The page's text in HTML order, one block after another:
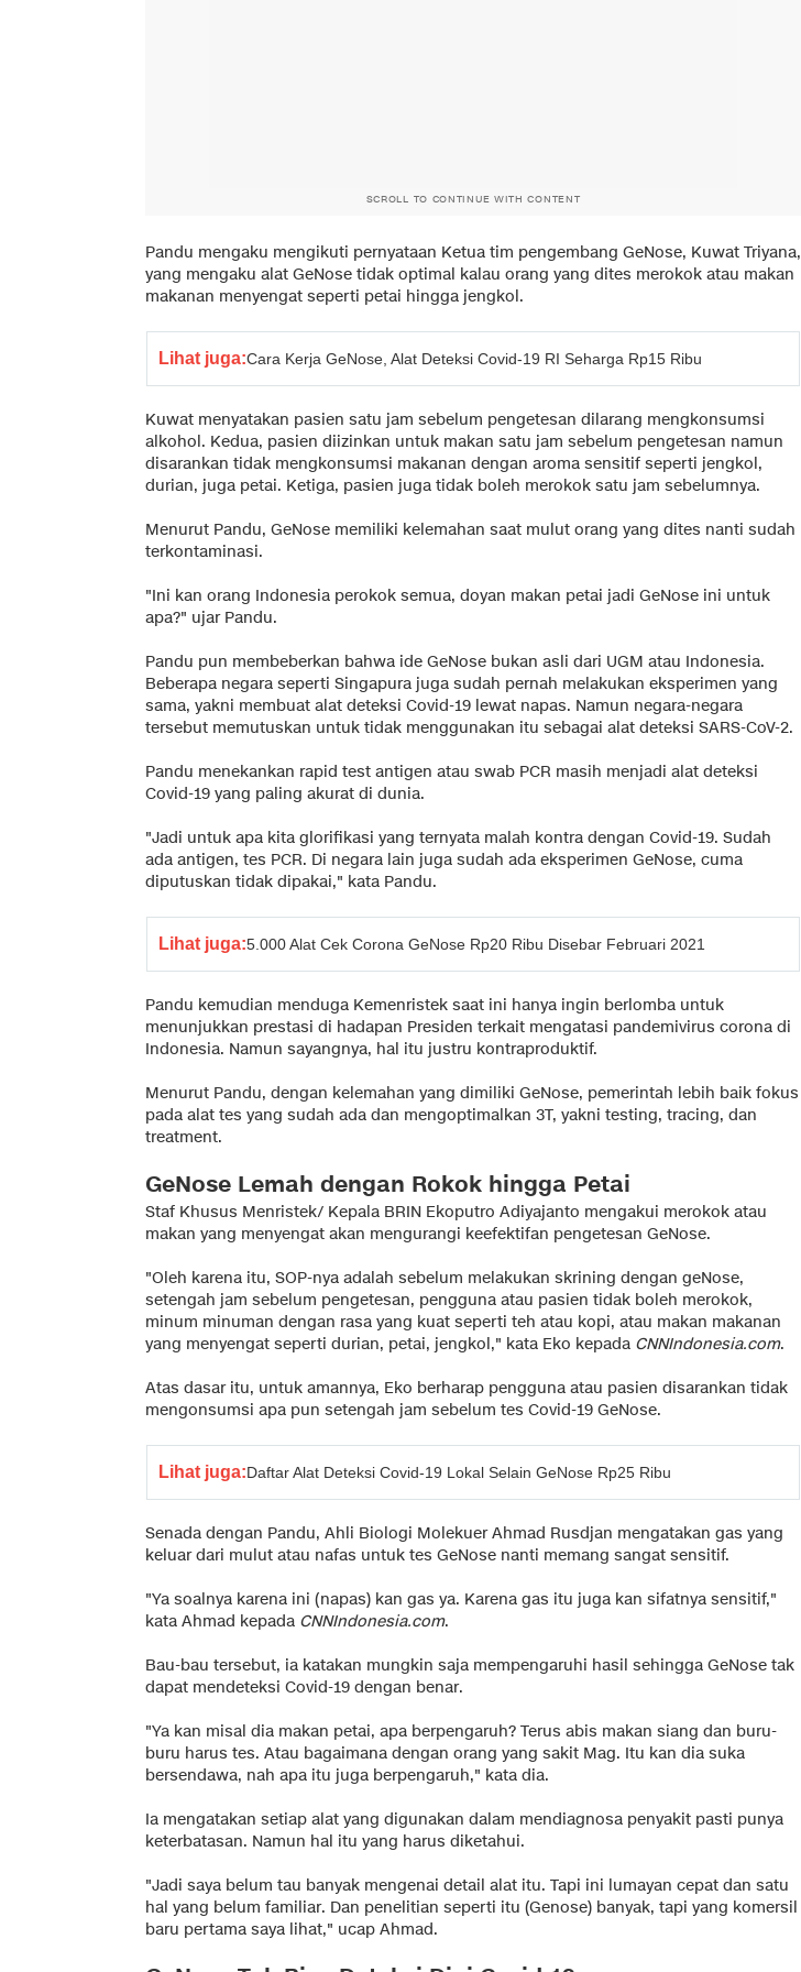
SCROLL TO CONTINUE WITH CONTENT
Pandu mengaku mengikuti pernyataan Ketua tim pengembang GeNose, Kuwat Triyana,
yang mengaku alat GeNose tidak optimal kalau orang yang dites merokok atau makan
makanan menyengat seperti petai hingga jengkol.
Lihat juga:Cara Kerja GeNose, Alat Deteksi Covid-19 RI Seharga Rp15 Ribu
Kuwat menyatakan pasien satu jam sebelum pengetesan dilarang mengkonsumsi
alkohol. Kedua, pasien diizinkan untuk makan satu jam sebelum pengetesan namun
disarankan tidak mengkonsumsi makanan dengan aroma sensitif seperti jengkol,
durian, juga petai. Ketiga, pasien juga tidak boleh merokok satu jam sebelumnya.
Menurut Pandu, GeNose memiliki kelemahan saat mulut orang yang dites nanti sudah
terkontaminasi.
"Ini kan orang Indonesia perokok semua, doyan makan petai jadi GeNose ini untuk
apa?" ujar Pandu.
Pandu pun membeberkan bahwa ide GeNose bukan asli dari UGM atau Indonesia.
Beberapa negara seperti Singapura juga sudah pernah melakukan eksperimen yang
sama, yakni membuat alat deteksi Covid-19 lewat napas. Namun negara-negara
tersebut memutuskan untuk tidak menggunakan itu sebagai alat deteksi SARS-CoV-2.
Pandu menekankan rapid test antigen atau swab PCR masih menjadi alat deteksi
Covid-19 yang paling akurat di dunia.
"Jadi untuk apa kita glorifikasi yang ternyata malah kontra dengan Covid-19. Sudah
ada antigen, tes PCR. Di negara lain juga sudah ada eksperimen GeNose, cuma
diputuskan tidak dipakai," kata Pandu.
Lihat juga:5.000 Alat Cek Corona GeNose Rp20 Ribu Disebar Februari 2021
Pandu kemudian menduga Kemenristek saat ini hanya ingin berlomba untuk
menunjukkan prestasi di hadapan Presiden terkait mengatasi pandemivirus corona di
Indonesia. Namun sayangnya, hal itu justru kontraproduktif.
Menurut Pandu, dengan kelemahan yang dimiliki GeNose, pemerintah lebih baik fokus
pada alat tes yang sudah ada dan mengoptimalkan 3T, yakni testing, tracing, dan
treatment.
GeNose Lemah dengan Rokok hingga Petai
Staf Khusus Menristek/ Kepala BRIN Ekoputro Adiyajanto mengakui merokok atau
makan yang menyengat akan mengurangi keefektifan pengetesan GeNose.
"Oleh karena itu, SOP-nya adalah sebelum melakukan skrining dengan geNose,
setengah jam sebelum pengetesan, pengguna atau pasien tidak boleh merokok,
minum minuman dengan rasa yang kuat seperti teh atau kopi, atau makan makanan
yang menyengat seperti durian, petai, jengkol," kata Eko kepada CNNIndonesia.com.
Atas dasar itu, untuk amannya, Eko berharap pengguna atau pasien disarankan tidak
mengonsumsi apa pun setengah jam sebelum tes Covid-19 GeNose.
Lihat juga:Daftar Alat Deteksi Covid-19 Lokal Selain GeNose Rp25 Ribu
Senada dengan Pandu, Ahli Biologi Molekuer Ahmad Rusdjan mengatakan gas yang
keluar dari mulut atau nafas untuk tes GeNose nanti memang sangat sensitif.
"Ya soalnya karena ini (napas) kan gas ya. Karena gas itu juga kan sifatnya sensitif,"
kata Ahmad kepada CNNIndonesia.com.
Bau-bau tersebut, ia katakan mungkin saja mempengaruhi hasil sehingga GeNose tak
dapat mendeteksi Covid-19 dengan benar.
"Ya kan misal dia makan petai, apa berpengaruh? Terus abis makan siang dan buru-
buru harus tes. Atau bagaimana dengan orang yang sakit Mag. Itu kan dia suka
bersendawa, nah apa itu juga berpengaruh," kata dia.
Ia mengatakan setiap alat yang digunakan dalam mendiagnosa penyakit pasti punya
keterbatasan. Namun hal itu yang harus diketahui.
"Jadi saya belum tau banyak mengenai detail alat itu. Tapi ini lumayan cepat dan satu
hal yang belum familiar. Dan penelitian seperti itu (Genose) banyak, tapi yang komersil
baru pertama saya lihat," ucap Ahmad.